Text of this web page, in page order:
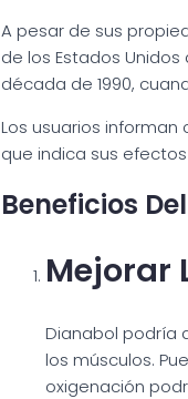
A pesar de sus
de los Estados
década de 1990,
Los usuarios
que indica sus
Beneficios
Mejorar
Dianabol podría
los músculos.
oxigenación